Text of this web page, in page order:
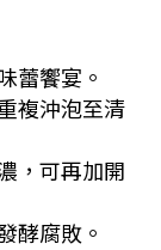
蕾饗宴。
複沖泡至清
，可再加開
酵腐敗。